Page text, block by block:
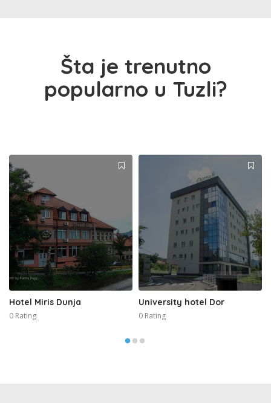
Šta je trenutno
popularno u Tuzli?
Hotel Miris Dunja
0 Rating
University hotel Dor
0 Rating